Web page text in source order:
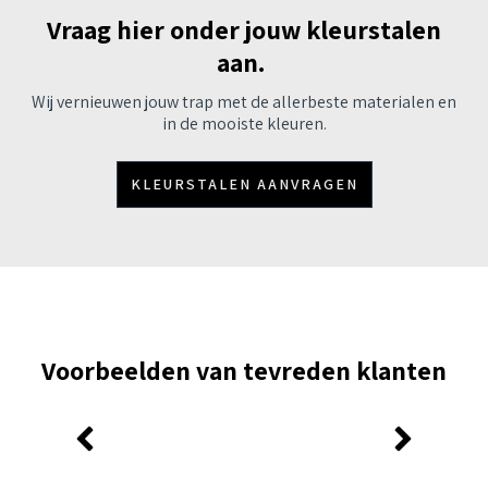
Vraag hier onder jouw kleurstalen
aan.
Wij vernieuwen jouw trap met de allerbeste materialen en
in de mooiste kleuren.
KLEURSTALEN AANVRAGEN
Voorbeelden van tevreden klanten